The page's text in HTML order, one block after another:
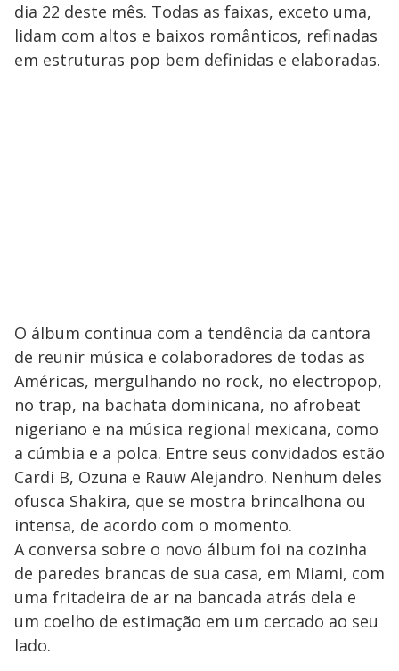
dia 22 deste mês. Todas as faixas, exceto uma,
lidam com altos e baixos românticos, refinadas
em estruturas pop bem definidas e elaboradas.
O álbum continua com a tendência da cantora
de reunir música e colaboradores de todas as
Américas, mergulhando no rock, no electropop,
no trap, na bachata dominicana, no afrobeat
nigeriano e na música regional mexicana, como
a cúmbia e a polca. Entre seus convidados estão
Cardi B, Ozuna e Rauw Alejandro. Nenhum deles
ofusca Shakira, que se mostra brincalhona ou
intensa, de acordo com o momento.
A conversa sobre o novo álbum foi na cozinha
de paredes brancas de sua casa, em Miami, com
uma fritadeira de ar na bancada atrás dela e
um coelho de estimação em um cercado ao seu
lado.